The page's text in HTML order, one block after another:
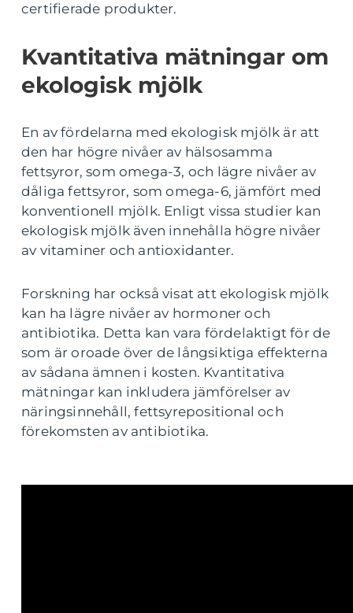
certifierade produkter.
Kvantitativa mätningar om
ekologisk mjölk
En av fördelarna med ekologisk mjölk är att
den har högre nivåer av hälsosamma
fettsyror, som omega-3, och lägre nivåer av
dåliga fettsyror, som omega-6, jämfört med
konventionell mjölk. Enligt vissa studier kan
ekologisk mjölk även innehålla högre nivåer
av vitaminer och antioxidanter.
Forskning har också visat att ekologisk mjölk
kan ha lägre nivåer av hormoner och
antibiotika. Detta kan vara fördelaktigt för de
som är oroade över de långsiktiga effekterna
av sådana ämnen i kosten. Kvantitativa
mätningar kan inkludera jämförelser av
näringsinnehåll, fettsyrepositional och
förekomsten av antibiotika.